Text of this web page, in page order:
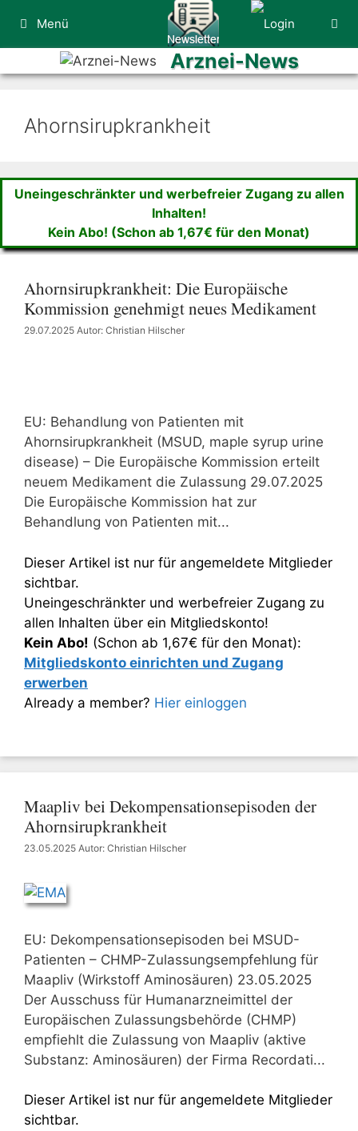
Inhalt
springen
Menü
Arznei-News
Ahornsirupkrankheit
Uneingeschränkter und werbefreier Zugang zu allen
Inhalten!
Kein Abo! (Schon ab 1,67€ für den Monat)
Ahornsirupkrankheit: Die Europäische
Kommission genehmigt neues Medikament
29.07.2025 Autor: Christian Hilscher
EU: Behandlung von Patienten mit
Ahornsirupkrankheit (MSUD, maple syrup urine
disease) – Die Europäische Kommission erteilt
neuem Medikament die Zulassung 29.07.2025
Die Europäische Kommission hat zur
Behandlung von Patienten mit...
Dieser Artikel ist nur für angemeldete Mitglieder
sichtbar.
Uneingeschränkter und werbefreier Zugang zu
allen Inhalten über ein Mitgliedskonto!
Kein Abo! (Schon ab 1,67€ für den Monat):
Mitgliedskonto einrichten und Zugang
erwerben
Already a member? Hier einloggen
Maapliv bei Dekompensationsepisoden der
Ahornsirupkrankheit
23.05.2025 Autor: Christian Hilscher
EU: Dekompensationsepisoden bei MSUD-
Patienten – CHMP-Zulassungsempfehlung für
Maapliv (Wirkstoff Aminosäuren) 23.05.2025
Der Ausschuss für Humanarzneimittel der
Europäischen Zulassungsbehörde (CHMP)
empfiehlt die Zulassung von Maapliv (aktive
Substanz: Aminosäuren) der Firma Recordati...
Dieser Artikel ist nur für angemeldete Mitglieder
sichtbar.